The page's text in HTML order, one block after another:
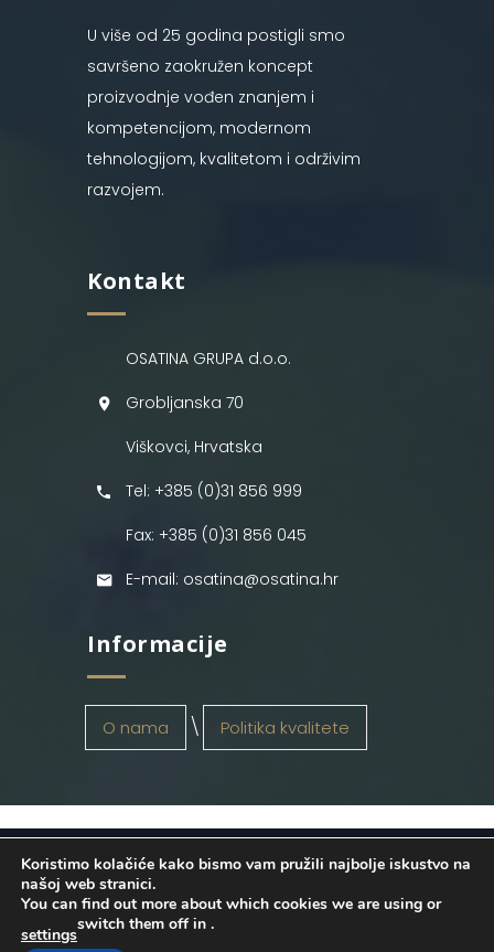
U više od 25 godina postigli smo
savršeno zaokružen koncept
proizvodnje vođen znanjem i
kompetencijom, modernom
tehnologijom, kvalitetom i održivim
razvojem.
Kontakt
OSATINA GRUPA d.o.o.
Grobljanska 70
Viškovci, Hrvatska
Tel: +385 (0)31 856 999
Fax: +385 (0)31 856 045
E-mail: osatina@osatina.hr
Informacije
O nama Politika kvalitete
OSATINA GRUPA d.o.o. 2026
. Configured
byINFOS Osijek. Sva prava pridržana.
Koristimo kolačiće kako bismo vam pružili najbolje iskustvo na
našoj web stranici.
You can find out more about which cookies we are using or
switch them off in
settings
.